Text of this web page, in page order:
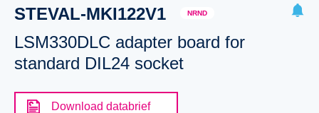
Please log in to show your saved searches.
STEVAL-MKI122V1 NRND
LSM330DLC adapter board for
standard DIL24 socket
Download databrief